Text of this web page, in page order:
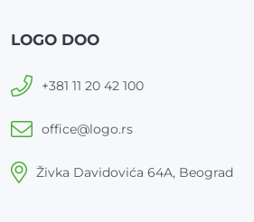
LOGO DOO
+381 11 20 42 100
office@logo.rs
Živka Davidovića 64A, Beograd